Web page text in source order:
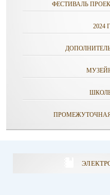
ФЕСТИВАЛЬ
2024
ПРОМЕЖУТОЧНАЯ